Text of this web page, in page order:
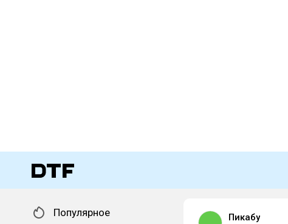
Популярное Пикабу